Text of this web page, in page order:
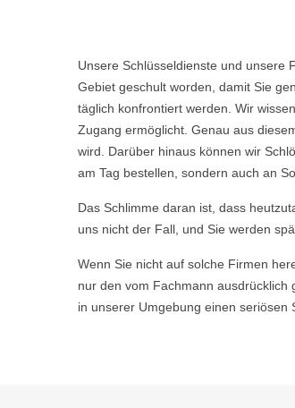
Unsere Schlüsseldienste und unsere
Gebiet geschult worden, damit Sie
täglich konfrontiert werden. Wir
Zugang ermöglicht. Genau aus
wird. Darüber hinaus können wir
am Tag bestellen, sondern auch an
Das Schlimme daran ist, dass
uns nicht der Fall, und Sie werden
Wenn Sie nicht auf solche Firmen
nur den vom Fachmann
in unserer Umgebung einen seriösen